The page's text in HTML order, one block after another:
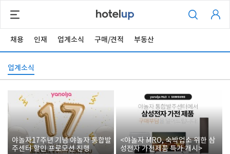
채용 인재 업계소식 구매/견적 부동산
업계소식
야놀자17주년 기념 야놀자 통합발
주센터 할인 프로모션 진행
<야놀자 MRO, 숙박업소 위한 삼
성전자 가전제품 특가 개시>